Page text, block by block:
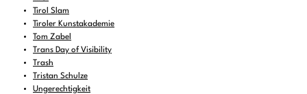
Tirol Slam
Tiroler Kunstakademie
Tom Zabel
Trans Day of Visibility
Trash
Tristan Schulze
Ungerechtigkeit